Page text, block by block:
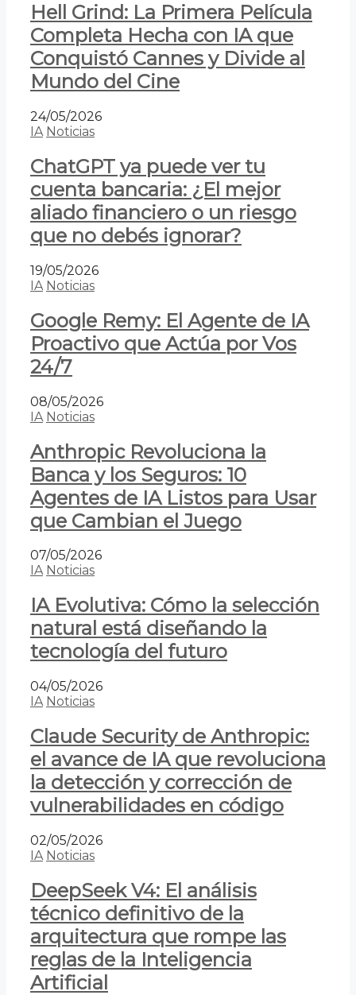
Hell Grind: La Primera Película
Completa Hecha con IA que
Conquistó Cannes y Divide al
Mundo del Cine
24/05/2026
IA Noticias
ChatGPT ya puede ver tu
cuenta bancaria: ¿El mejor
aliado financiero o un riesgo
que no debés ignorar?
19/05/2026
IA Noticias
Google Remy: El Agente de IA
Proactivo que Actúa por Vos
24/7
08/05/2026
IA Noticias
Anthropic Revoluciona la
Banca y los Seguros: 10
Agentes de IA Listos para Usar
que Cambian el Juego
07/05/2026
IA Noticias
IA Evolutiva: Cómo la selección
natural está diseñando la
tecnología del futuro
04/05/2026
IA Noticias
Claude Security de Anthropic:
el avance de IA que revoluciona
la detección y corrección de
vulnerabilidades en código
02/05/2026
IA Noticias
DeepSeek V4: El análisis
técnico definitivo de la
arquitectura que rompe las
reglas de la Inteligencia
Artificial